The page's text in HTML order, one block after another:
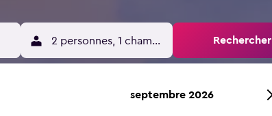
2 personnes, 1 chambre Rechercher
septembre 2026